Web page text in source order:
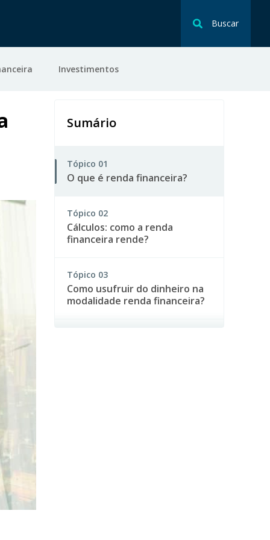
Buscar
Investimentos
Sumário
Tópico 01
O que é renda financeira?
Tópico 02
Cálculos: como a renda
financeira rende?
Tópico 03
Como usufruir do dinheiro na
modalidade renda financeira?